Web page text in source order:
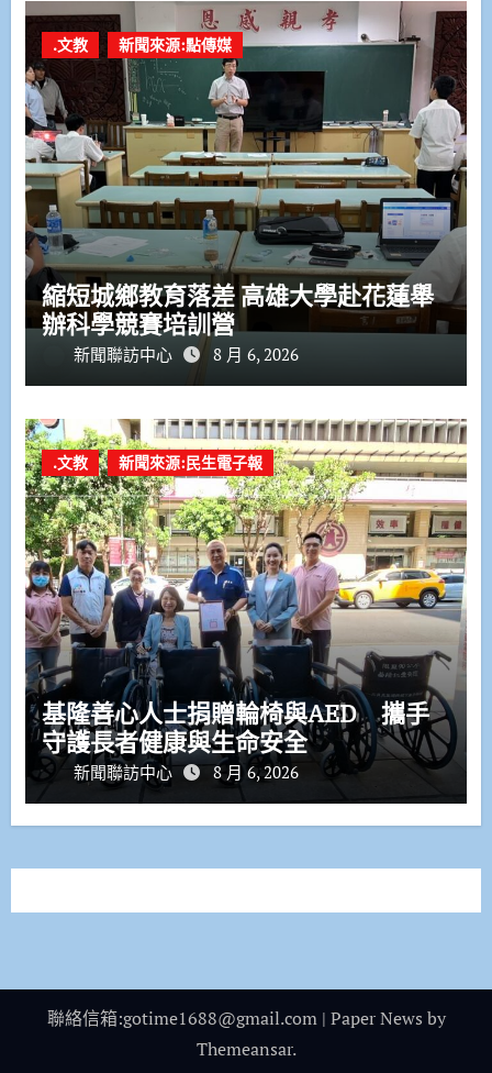
.文教 新聞來源:點傳媒
縮短城鄉教育落差 高雄大學赴花蓮舉
辦科學競賽培訓營
新聞聯訪中心 8 月 6, 2026
.文教 新聞來源:民生電子報
基隆善心人士捐贈輪椅與AED 攜手
守護長者健康與生命安全
新聞聯訪中心 8 月 6, 2026
聯絡信箱:gotime1688@gmail.com | Paper News by
Themeansar.